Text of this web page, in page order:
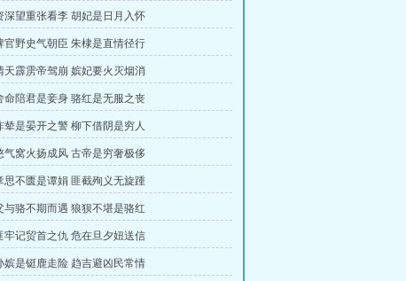
深望重张看李 胡妃是日月入怀
官野史气朝臣 朱棣是直情径行
天霹雳帝驾崩 嫔妃要火灭烟消
命陪君是妾身 骆红是无服之丧
辇是晏开之警 柳下借阴是穷人
气窝火扬成风 古帝是穷奢极侈
思不匮是谭娟 匪截殉义无旋踵
与骆不期而遇 狼狈不堪是骆红
牢记贸首之仇 危在旦夕妞送信
嫔是铤鹿走险 趋吉避凶民常情